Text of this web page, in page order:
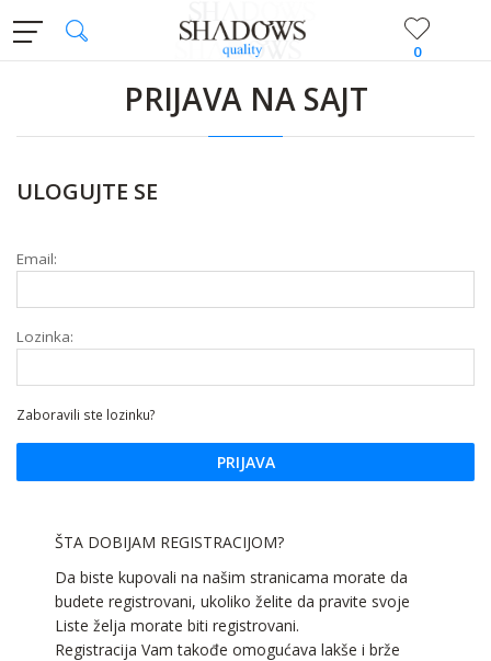
0
PRIJAVA NA SAJT
ULOGUJTE SE
Email:
Lozinka:
Zaboravili ste lozinku?
PRIJAVA
ŠTA DOBIJAM REGISTRACIJOM?
Da biste kupovali na našim stranicama morate da
budete registrovani, ukoliko želite da pravite svoje
Liste želja morate biti registrovani.
Registracija Vam takođe omogućava lakše i brže